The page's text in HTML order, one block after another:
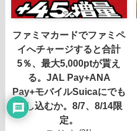
ファミマカードでファミペ
イへチャージすると合計
5％、最大5,000ptが貰え
る。JAL Pay+ANA
Pay+モバイルSuicaにでも
流し込むか。8/7、8/14限
定。